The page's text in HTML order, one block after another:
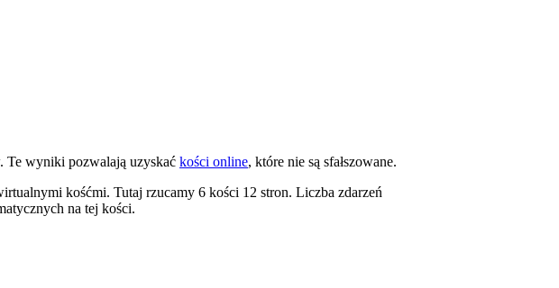
Te wyniki pozwalają uzyskać kości online, które nie są sfałszowane.
kośćmi. Tutaj rzucamy 6 kości 12 stron. Liczba zdarzeń
na tej kości.